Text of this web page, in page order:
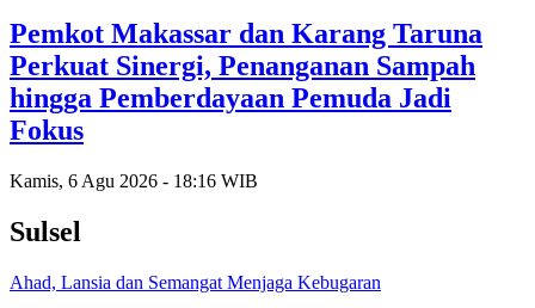
Pemkot Makassar dan Karang Taruna
Perkuat Sinergi, Penanganan Sampah
hingga Pemberdayaan Pemuda Jadi
Fokus
Kamis, 6 Agu 2026 - 18:16 WIB
Sulsel
Ahad, Lansia dan Semangat Menjaga Kebugaran